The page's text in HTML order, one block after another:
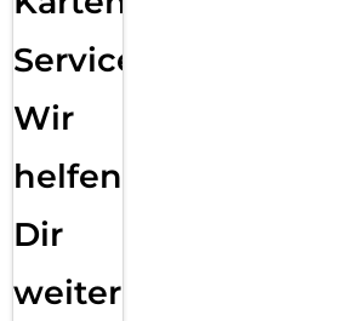
Service:
Wir
helfen
Dir
weiter